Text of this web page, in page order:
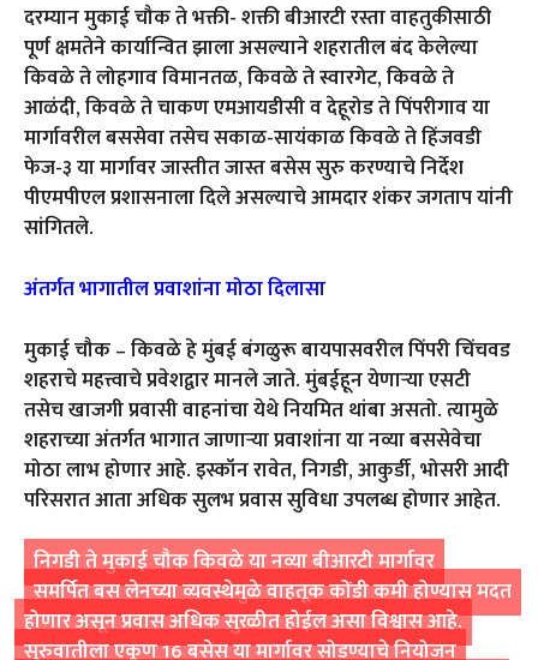
दरम्यान मुकाई चौक ते भक्ती- शक्ती बीआरटी रस्ता वाहतुकीसाठी
पूर्ण क्षमतेने कार्यान्वित झाला असल्याने शहरातील बंद केलेल्या
किवळे ते लोहगाव विमानतळ, किवळे ते स्वारगेट, किवळे ते
आळंदी, किवळे ते चाकण एमआयडीसी व देहूरोड ते पिंपरीगाव या
मार्गावरील बससेवा तसेच सकाळ-सायंकाळ किवळे ते हिंजवडी
फेज-३ या मार्गावर जास्तीत जास्त बसेस सुरु करण्याचे निर्देश
पीएमपीएल प्रशासनाला दिले असल्याचे आमदार शंकर जगताप यांनी
सांगितले.
अंतर्गत भागातील प्रवाशांना मोठा दिलासा
मुकाई चौक – किवळे हे मुंबई बंगळुरू बायपासवरील पिंपरी चिंचवड
शहराचे महत्त्वाचे प्रवेशद्वार मानले जाते. मुंबईहून येणाऱ्या एसटी
तसेच खाजगी प्रवासी वाहनांचा येथे नियमित थांबा असतो. त्यामुळे
शहराच्या अंतर्गत भागात जाणाऱ्या प्रवाशांना या नव्या बससेवेचा
मोठा लाभ होणार आहे. इस्कॉन रावेत, निगडी, आकुर्डी, भोसरी आदी
परिसरात आता अधिक सुलभ प्रवास सुविधा उपलब्ध होणार आहेत.
निगडी ते मुकाई चौक किवळे या नव्या बीआरटी मार्गावर
समर्पित बस लेनच्या व्यवस्थेमुळे वाहतूक कोंडी कमी होण्यास मदत
होणार असून प्रवास अधिक सुरळीत होईल असा विश्वास आहे.
सुरुवातीला एकूण 16 बसेस या मार्गावर सोडण्याचे नियोजन